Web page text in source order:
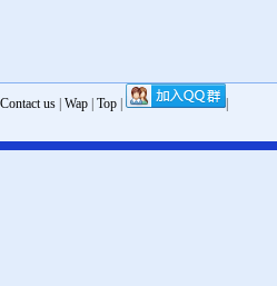
Contact us Wap Top